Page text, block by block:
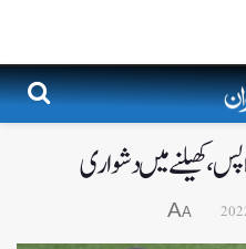
میں دشواری
A
A